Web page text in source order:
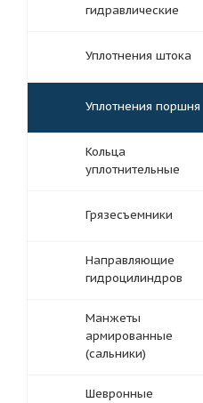
гидравлические
Уплотнения штока
Уплотнения поршня
Кольца
уплотнительные
Грязесъемники
Направляющие
гидроцилиндров
Манжеты
армированные
(сальники)
Шевронные